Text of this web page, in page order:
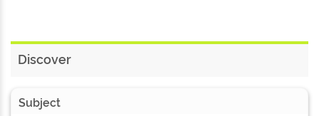
Discover
Subject